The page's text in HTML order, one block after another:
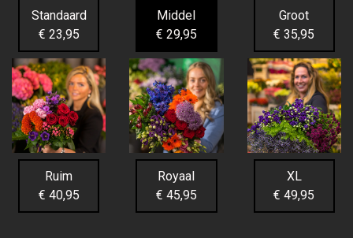
Standaard
€ 23,95
Middel
€ 29,95
Groot
€ 35,95
Ruim
€ 40,95
Royaal
€ 45,95
XL
€ 49,95